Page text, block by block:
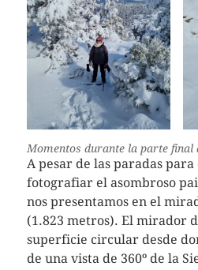
Momentos durante la parte final
A pesar de las paradas
fotografiar el asombroso
nos presentamos en el
(1.823 metros). El mirador
superficie circular desde
de una vista de 360º de la